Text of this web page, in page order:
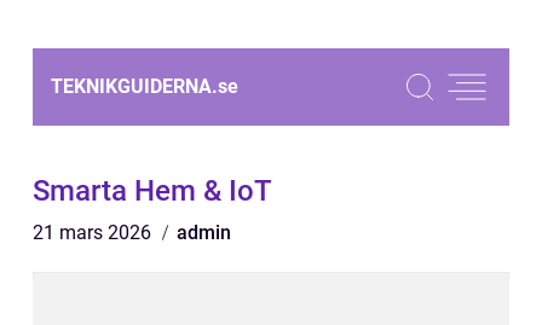
TEKNIKGUIDERNA.se
Smarta Hem & IoT
21 mars 2026 admin